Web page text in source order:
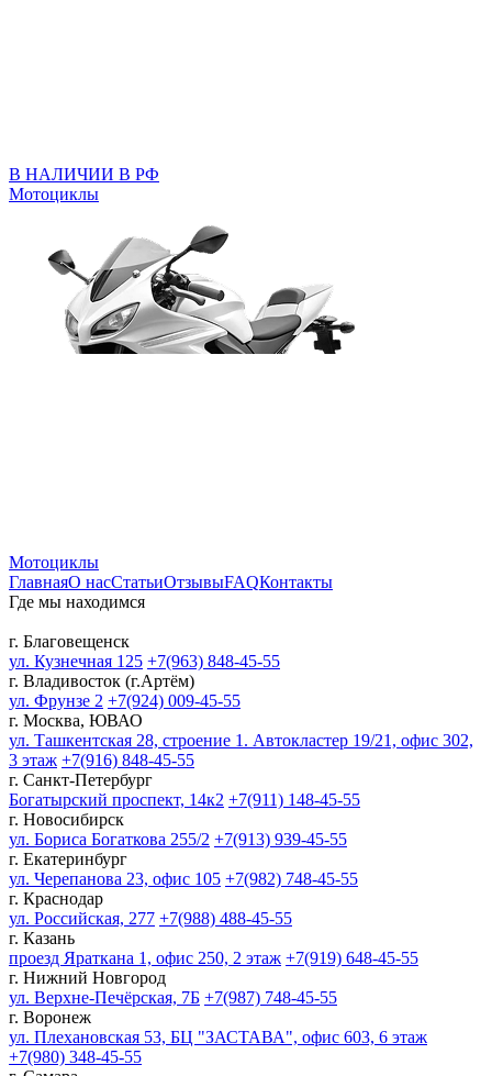
В НАЛИЧИИ В РФ
Мотоциклы
Мотоциклы
ГлавнаяО насСтатьиОтзывыFAQКонтакты
Где мы находимся
г. Благовещенск
ул. Кузнечная 125 +7(963) 848-45-55
г. Владивосток (г.Артём)
ул. Фрунзе 2 +7(924) 009-45-55
г. Москва, ЮВАО
ул. Ташкентская 28, строение 1. Автокластер 19/21, офис 302,
3 этаж +7(916) 848-45-55
г. Санкт-Петербург
Богатырский проспект, 14к2 +7(911) 148-45-55
г. Новосибирск
ул. Бориса Богаткова 255/2 +7(913) 939-45-55
г. Екатеринбург
ул. Черепанова 23, офис 105 +7(982) 748-45-55
г. Краснодар
ул. Российская, 277 +7(988) 488-45-55
г. Казань
проезд Яраткана 1, офис 250, 2 этаж +7(919) 648-45-55
г. Нижний Новгород
ул. Верхне-Печёрская, 7Б +7(987) 748-45-55
г. Воронеж
ул. Плехановская 53, БЦ "ЗАСТАВА", офис 603, 6 этаж
+7(980) 348-45-55